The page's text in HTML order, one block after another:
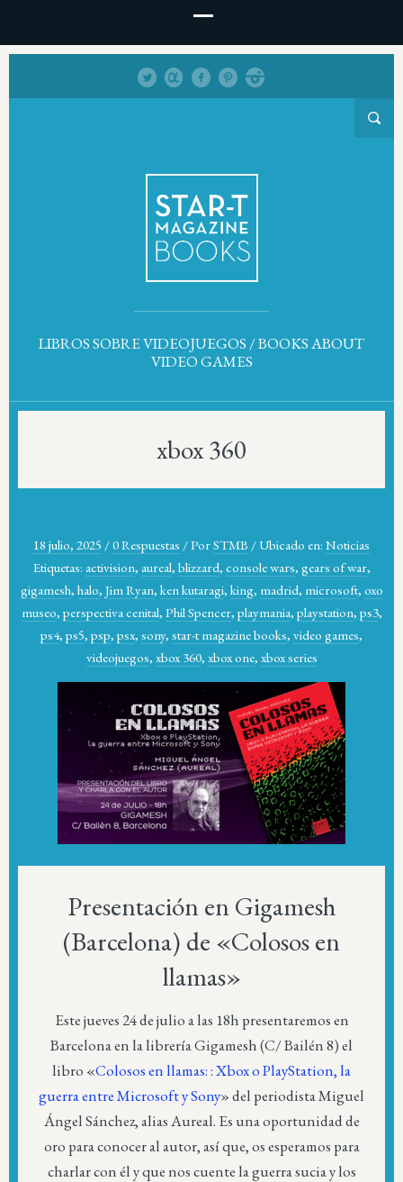
LIBROS SOBRE VIDEOJUEGOS / BOOKS ABOUT
VIDEO GAMES
xbox 360
18 julio, 2025 /0 Respuestas /PorSTMB / Ubicado en: Noticias
Etiquetas: activision, aureal, blizzard, console wars, gears of war,
gigamesh, halo, Jim Ryan, ken kutaragi, king, madrid, microsoft, oxo
museo, perspectiva cenital, Phil Spencer, playmania, playstation, ps3,
ps4, ps5, psp, psx, sony, star-t magazine books, video games,
videojuegos, xbox 360, xbox one, xbox series
Presentación en Gigamesh
(Barcelona) de «Colosos en
llamas»
Este jueves 24 de julio a las 18h presentaremos en
Barcelona en la librería Gigamesh (C/ Bailén 8) el
libro «Colosos en llamas: : Xbox o PlayStation, la
guerra entre Microsoft y Sony» del periodista Miguel
Ángel Sánchez, alias Aureal. Es una oportunidad de
oro para conocer al autor, así que, os esperamos para
charlar con él y que nos cuente la guerra sucia y los